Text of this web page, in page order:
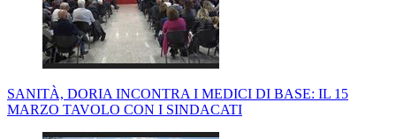
SANITÀ, DORIA INCONTRA I MEDICI DI BASE: IL 15
MARZO TAVOLO CON I SINDACATI